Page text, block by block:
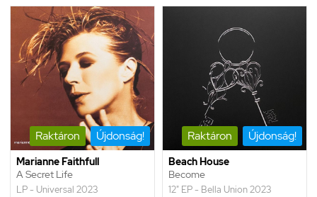
Raktáron Újdonság!
Marianne Faithfull
A Secret Life
LP - Universal 2023
Raktáron Újdonság!
Beach House
Become
12" EP - Bella Union 2023